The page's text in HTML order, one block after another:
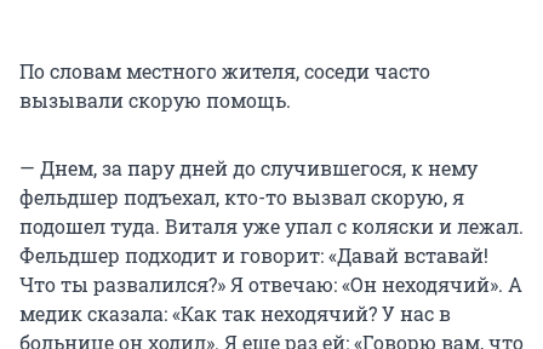
По словам местного жителя, соседи часто
вызывали скорую помощь.
— Днем, за пару дней до случившегося, к нему
фельдшер подъехал, кто-то вызвал скорую, я
подошел туда. Виталя уже упал с коляски и лежал.
Фельдшер подходит и говорит: «Давай вставай!
Что ты развалился?» Я отвечаю: «Он неходячий». А
медик сказала: «Как так неходячий? У нас в
больнице он ходил». Я еще раз ей: «Говорю вам, что